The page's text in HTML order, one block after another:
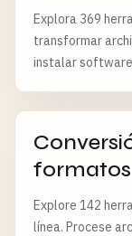
Explora 369
transformar
instalar
formatos
Explore 142
línea. Procese